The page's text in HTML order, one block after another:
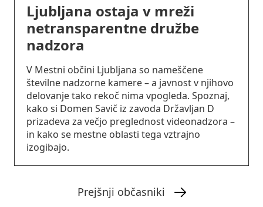
Ljubljana ostaja v mreži
netransparentne družbe
nadzora
V Mestni občini Ljubljana so nameščene
številne nadzorne kamere – a javnost v njihovo
delovanje tako rekoč nima vpogleda. Spoznaj,
kako si Domen Savič iz zavoda Državljan D
prizadeva za večjo preglednost videonadzora –
in kako se mestne oblasti tega vztrajno
izogibajo.
Prejšnji občasniki